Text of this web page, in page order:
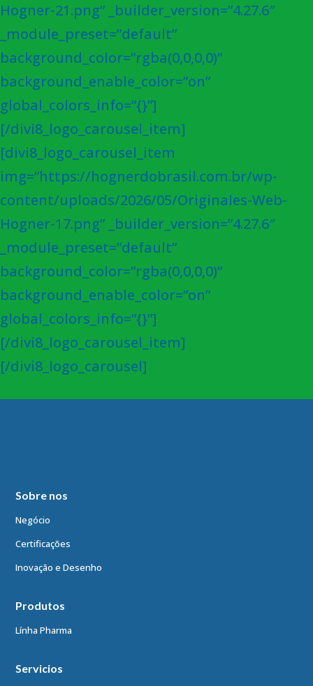
Hogner-21.png” _builder_version=”4.27.6″
_module_preset=”default”
background_color=”rgba(0,0,0,0)”
background_enable_color=”on”
global_colors_info=”{}”]
[/divi8_logo_carousel_item]
[divi8_logo_carousel_item
img=”https://hognerdobrasil.com.br/wp-
content/uploads/2026/05/Originales-Web-
Hogner-17.png” _builder_version=”4.27.6″
_module_preset=”default”
background_color=”rgba(0,0,0,0)”
background_enable_color=”on”
global_colors_info=”{}”]
[/divi8_logo_carousel_item]
[/divi8_logo_carousel]
Sobre nos
Negócio
Certificações
Inovação e Desenho
Produtos
Línha Pharma
Servicios